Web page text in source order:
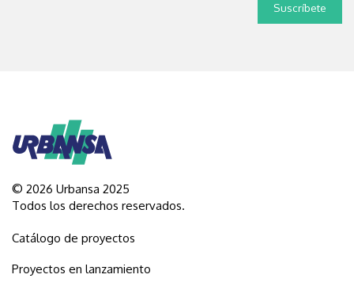
© 2026 Urbansa 2025
Todos los derechos reservados.
Catálogo de proyectos
Proyectos en lanzamiento